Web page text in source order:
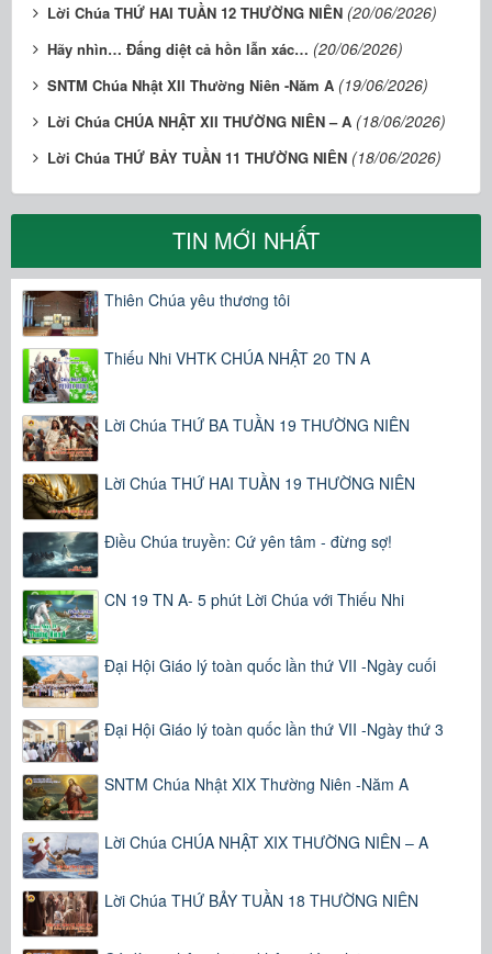
Lời Chúa THỨ HAI TUẦN 12 THƯỜNG NIÊN (20/06/2026)
Hãy nhìn… Đấng diệt cả hồn lẫn xác… (20/06/2026)
SNTM Chúa Nhật XII Thường Niên -Năm A (19/06/2026)
Lời Chúa CHÚA NHẬT XII THƯỜNG NIÊN – A (18/06/2026)
Lời Chúa THỨ BẢY TUẦN 11 THƯỜNG NIÊN (18/06/2026)
TIN MỚI NHẤT
Thiên Chúa yêu thương tôi
Thiếu Nhi VHTK CHÚA NHẬT 20 TN A
Lời Chúa THỨ BA TUẦN 19 THƯỜNG NIÊN
Lời Chúa THỨ HAI TUẦN 19 THƯỜNG NIÊN
Điều Chúa truyền: Cứ yên tâm - đừng sợ!
CN 19 TN A- 5 phút Lời Chúa với Thiếu Nhi
Đại Hội Giáo lý toàn quốc lần thứ VII -Ngày cuối
Đại Hội Giáo lý toàn quốc lần thứ VII -Ngày thứ 3
SNTM Chúa Nhật XIX Thường Niên -Năm A
Lời Chúa CHÚA NHẬT XIX THƯỜNG NIÊN – A
Lời Chúa THỨ BẢY TUẦN 18 THƯỜNG NIÊN